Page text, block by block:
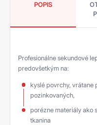
POPIS
Profesionálne sekundové
predovšetkým na:
kyslé povrchy, vrátane
pozinkovaných,
porézne materiály ako
tkanina